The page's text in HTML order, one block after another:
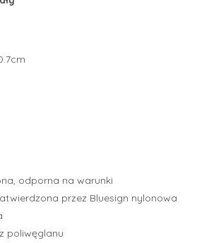
odporna na warunki
przez Bluesign nylonowa
poliwęglanu